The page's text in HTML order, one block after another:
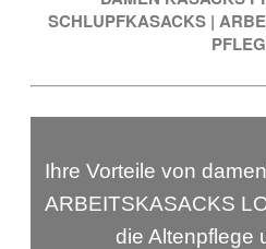
SCHLUPFKASACKS |
Ihre Vorteile von
ARBEITSKASACKS
die Altenpflege